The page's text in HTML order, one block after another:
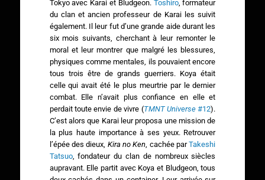
Tokyo avec Karai et Bludgeon. Toshiro, formateur
du clan et ancien professeur de Karai les suivit
également. Il leur fut d’une grande aide durant les
six mois suivants, cherchant à leur remonter le
moral et leur montrer que malgré les blessures,
physiques comme mentales, ils pouvaient encore
tous trois être de grands guerriers. Koya était
celle qui avait été le plus meurtrie par le dernier
combat. Elle n’avait plus confiance en elle et
perdait toute envie de vivre (TMNT Universe #12).
C’est alors que Karai leur proposa une mission de
la plus haute importance à ses yeux. Retrouver
l’épée des dieux, Kira no Ken, cachée parTakeshi
Tatsuo, fondateur du clan de nombreux siècles
aupravant. Elle partit avec Koya et Bludgeon, tous